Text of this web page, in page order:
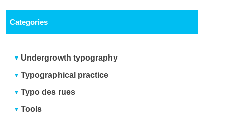
Categories
Undergrowth typography
Typographical practice
Typo des rues
Tools